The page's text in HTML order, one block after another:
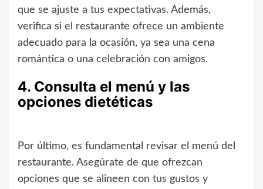
que se ajuste a tus expectativas. Además,
verifica si el restaurante ofrece un ambiente
adecuado para la ocasión, ya sea una cena
romántica o una celebración con amigos.
4. Consulta el menú y las
opciones dietéticas
Por último, es fundamental revisar el menú del
restaurante. Asegúrate de que ofrezcan
opciones que se alineen con tus gustos y